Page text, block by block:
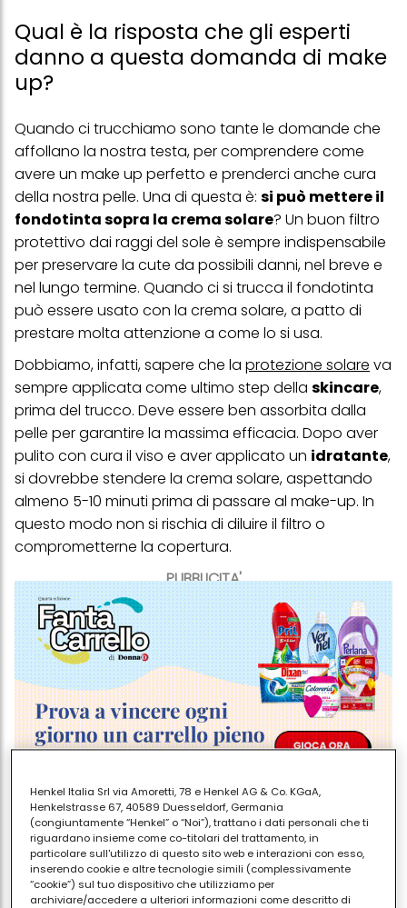
Qual è la risposta che gli esperti
danno a questa domanda di make
up?
PUBBLICITA'
Quando ci trucchiamo sono tante le domande che
affollano la nostra testa, per comprendere come
avere un make up perfetto e prenderci anche cura
della nostra pelle. Una di questa è: si può mettere il
fondotinta sopra la crema solare? Un buon filtro
protettivo dai raggi del sole è sempre indispensabile
per preservare la cute da possibili danni, nel breve e
nel lungo termine. Quando ci si trucca il fondotinta
può essere usato con la crema solare, a patto di
prestare molta attenzione a come lo si usa.
Dobbiamo, infatti, sapere che la protezione solare va
sempre applicata come ultimo step della skincare,
prima del trucco. Deve essere ben assorbita dalla
pelle per garantire la massima efficacia. Dopo aver
pulito con cura il viso e aver applicato un idratante,
si dovrebbe stendere la crema solare, aspettando
almeno 5-10 minuti prima di passare al make-up. In
questo modo non si rischia di diluire il filtro o
comprometterne la copertura.
In estate, comunque, meglio scegliere unfondotinta
leggero e traspirante, magari con una texture fluida
o in polvere compatta. Alcuni fondotinta
contengono anche unSPF aggiuntivo, ma non
Henkel Italia Srl via Amoretti, 78 e Henkel AG & Co. KGaA,
Henkelstrasse 67, 40589 Duesseldorf, Germania
(congiuntamente “Henkel” o “Noi”), trattano i dati personali che ti
riguardano insieme come co-titolari del trattamento, in
particolare sull'utilizzo di questo sito web e interazioni con esso,
inserendo cookie e altre tecnologie simili (complessivamente
“cookie”) sul tuo dispositivo che utilizziamo per
archiviare/accedere a ulteriori informazioni come descritto di